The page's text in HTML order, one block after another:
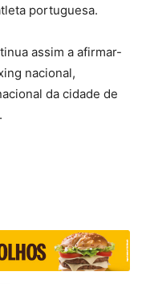
portuguesa.
assim a afirmar-
nacional,
da cidade de